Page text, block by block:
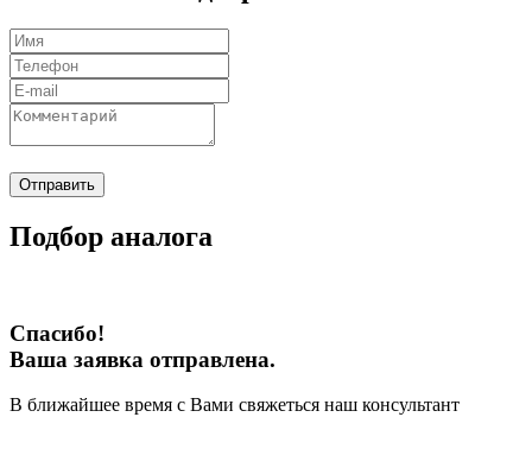
Отправить
Подбор аналога
Спасибо!
Ваша заявка отправлена.
В ближайшее время с Вами свяжеться наш консультант